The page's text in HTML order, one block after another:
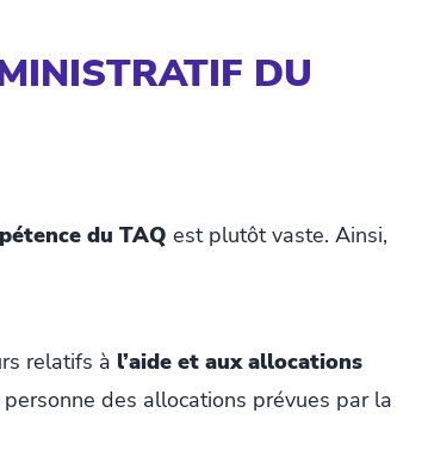
DU
du TAQ est plutôt vaste. Ainsi,
relatifs à l’aide et aux allocations
des allocations prévues par la